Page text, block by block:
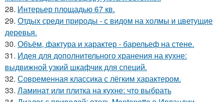
28. Интерьер площадью 67 кв.
29. Отдых среди природы - с видом на холмы и цветущие
деревья.
30. Объём, фактура и характер - барельеф на стене.
31. Идея для дополнительного хранения на кухне:
выдвижной узкий шкафчик для специй.
32. Современная классика с лёгким характером.
33. Ламинат или плитка на кухне: что выбрать